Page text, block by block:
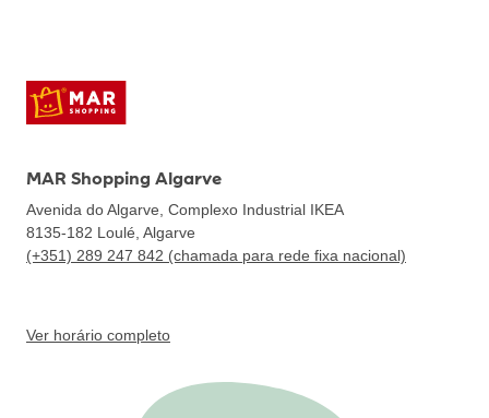
MAR Shopping Algarve
Avenida do Algarve, Complexo Industrial IKEA
8135-182 Loulé, Algarve
(+351) 289 247 842 (chamada para rede fixa nacional)
Ver horário completo